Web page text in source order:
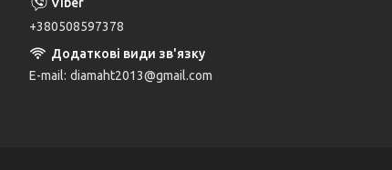
+380508597378
E-mail diamaht2013@gmail.com